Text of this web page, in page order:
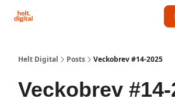
Helt Digital Posts Veckobrev #14-2025
Veckobrev #14-